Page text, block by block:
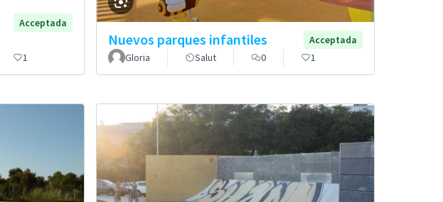
Acceptada
1
Nuevos parques infantiles
Acceptada
Gloria
Salut 0 1